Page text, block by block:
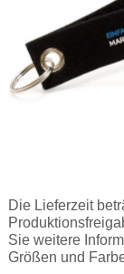
Die Lieferzeit
Sie weitere
Größen und